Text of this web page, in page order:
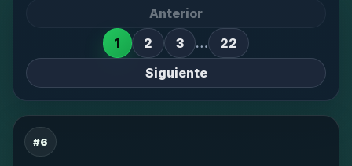
Anterior
1
2 3 …
22
Siguiente
#6